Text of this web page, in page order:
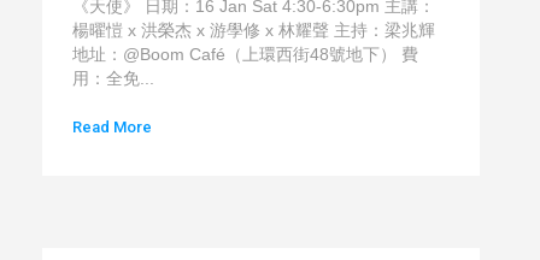
《天使》 日期：16 Jan Sat 4:30-6:30pm 主講：
楊曜愷 x 洪榮杰 x 游學修 x 林耀聲 主持：梁兆輝
地址：@Boom Café（上環西街48號地下） 費
用：全免...
Read More